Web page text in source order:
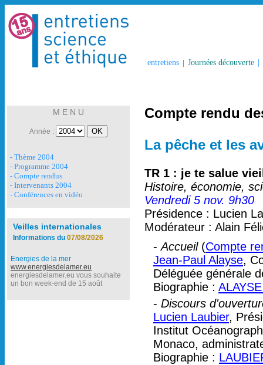
entretiens | Journées découverte
M E N U
Année :
- Thème 2004
- Programme 2004
- Compte rendus
- Intervenants 2004
- Conférences en vidéo
Veilles internationales
Informations du 07/08/2026
Energies de la mer
www.energiesdelamer.eu
energiesdelamer.eu vous souhaite
un bon week-end de 15 août
Compte rendu
La pêche et les
TR 1 : je te salue
Histoire, économie,
Vendredi 5 nov. 9h30
Présidence : Lucien
Modérateur : Alain
-Accueil(Compte
Jean-Paul Alayse,
Déléguée générale
Biographie :
- Discours
Lucien Laubier,
Institut
Monaco,
Biographie :